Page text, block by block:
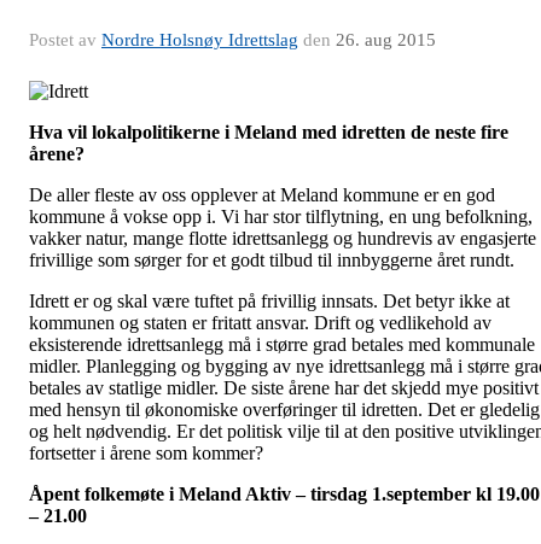
Postet av Nordre Holsnøy Idrettslag den 26. aug 2015
Hva vil lokalpolitikerne i Meland med idretten de neste fire
årene?
De aller fleste av oss opplever at Meland kommune er en god
kommune å vokse opp i. Vi har stor tilflytning, en ung befolkning,
vakker natur, mange flotte idrettsanlegg og hundrevis av engasjerte
frivillige som sørger for et godt tilbud til innbyggerne året rundt.
Idrett er og skal være tuftet på frivillig innsats. Det betyr ikke at
kommunen og staten er fritatt ansvar. Drift og vedlikehold av
eksisterende idrettsanlegg må i større grad betales med kommunale
midler. Planlegging og bygging av nye idrettsanlegg må i større
betales av statlige midler. De siste årene har det skjedd mye positivt
med hensyn til økonomiske overføringer til idretten. Det er gledelig
og helt nødvendig. Er det politisk vilje til at den positive
fortsetter i årene som kommer?
Åpent folkemøte i Meland Aktiv – tirsdag 1.september kl 19.00
– 21.00